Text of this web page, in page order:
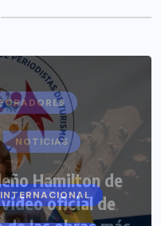
INTERNACIONAL